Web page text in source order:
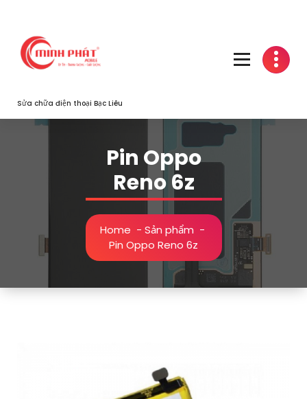
content
Sửa chữa điện thoại Bạc Liêu
Pin Oppo
Reno 6z
Home - Sản phẩm -
Pin Oppo Reno 6z